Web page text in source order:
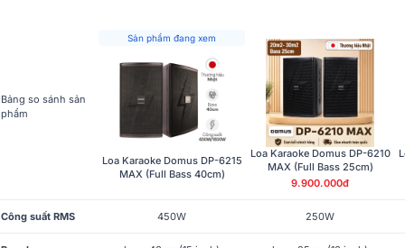
Bảng so sánh sản
phẩm
Sản phẩm đang xem
Loa Karaoke Domus DP-6215
MAX (Full Bass 40cm)
Loa Karaoke Domus DP-6210
MAX (Full Bass 25cm)
9.900.000đ
Công suất RMS 450W 250W